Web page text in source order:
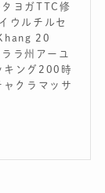
ヨガTTC修
ウルチルセ
20
ラ州アーユ
キング200時
クラマッサ